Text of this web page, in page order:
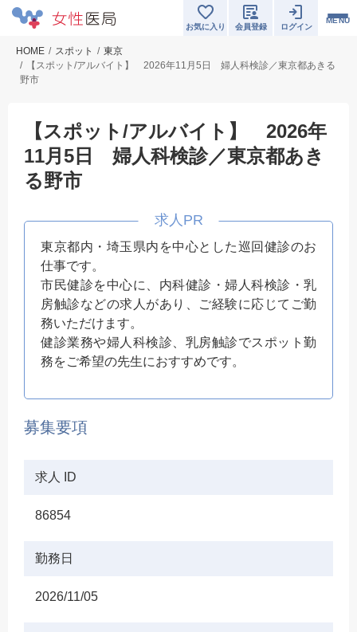
MENU
お気に入り 会員登録 ログイン
HOME スポット
東京
【スポット/アルバイト】 2026年11月5日 婦人科検診／東京都あきる
野市
【スポット/アルバイト】 2026年
11月5日 婦人科検診／東京都あき
る野市
東京都内・埼玉県内を中心とした巡回健診のお
仕事です。
市民健診を中心に、内科健診・婦人科検診・乳
房触診などの求人があり、ご経験に応じてご勤
務いただけます。
健診業務や婦人科検診、乳房触診でスポット勤
務をご希望の先生におすすめです。
募集要項
求人 ID
86854
勤務日
2026/11/05